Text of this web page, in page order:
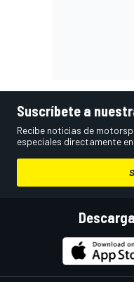
Suscríbete a
Recibe noticias de
especiales directamente